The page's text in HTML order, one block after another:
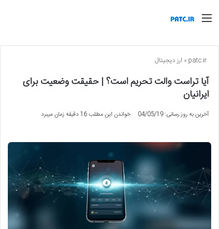
منو
» ارز دیجیتال
آیا تراست والت تحریم است؟ | حقیقت وضعیت برای
ایرانیان
آخرین به روز رسانی: 04/05/19 خواندن این مطلب 16 دقیقه زمان میبرد